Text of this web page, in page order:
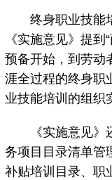
终身职业技能培
《实施意见》提
预备开始，到劳动
涯全过程的终身职
业技能培训的组织
《实施意见》还
务项目目录清单管
补贴培训目录、职